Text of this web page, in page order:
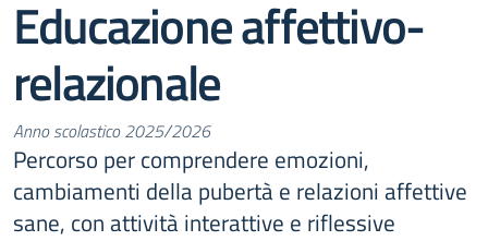
Educazione affettivo-
relazionale
Anno scolastico 2025/2026
Percorso per comprendere emozioni,
cambiamenti della pubertà e relazioni affettive
sane, con attività interattive e riflessive